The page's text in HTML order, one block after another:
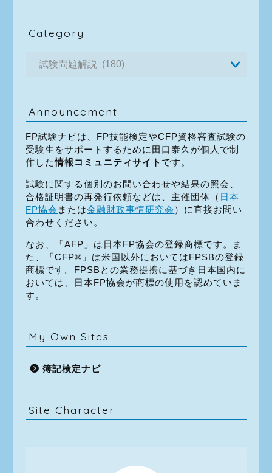
Category
Announcement
FP試験ナビは、FP技能検定やCFP資格審査試験の
受験生をサポートするために田口泰久が個人で制
作した情報コミュニティサイト です。
試験に関する個別のお問い合わせや結果の照会、
合格証明書の再発行依頼などは、主催団体（ 日本
FP協会 または金融財政事情研究会 ）に直接お問い
合わせください。
なお、「AFP」は日本FP協会の登録商標です。ま
た、「CFP®」は米国以外においてはFPSBの登録
商標です。FPSBとの業務提携に基づき日本国内に
おいては、日本FP協会が商標の使用を認めていま
す。
My Own Sites
簿記検定ナビ
Site Character